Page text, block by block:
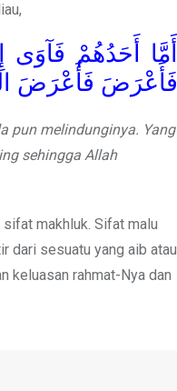
أَمَّا أَحَدُهُمْ فَآوَى
فَأَعْرَضَ فَأَعْرَضَ
pun melindunginya. Yang
sehingga Allah
makhluk. Sifat malu
dari sesuatu yang aib atau
keluasan rahmat-Nya dan